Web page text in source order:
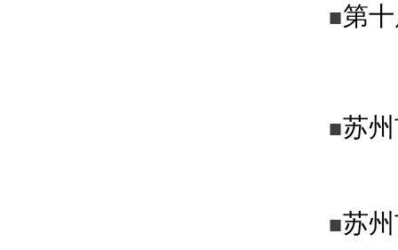
■第
■苏
■苏